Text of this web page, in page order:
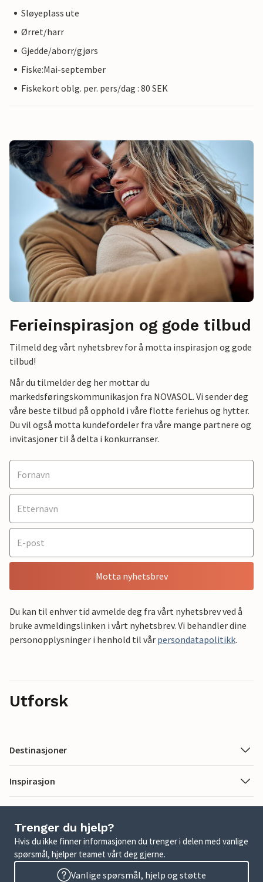
Sløyeplass ute
Ørret/harr
Gjedde/aborr/gjørs
Fiske:Mai-september
Fiskekort oblg. per. pers/dag : 80 SEK
Ferieinspirasjon og gode tilbud
Tilmeld deg vårt nyhetsbrev for å motta inspirasjon og gode
tilbud!
Når du tilmelder deg her mottar du
markedsføringskommunikasjon fra NOVASOL. Vi sender deg
våre beste tilbud på opphold i våre flotte feriehus og hytter.
Du vil også motta kundefordeler fra våre mange partnere og
invitasjoner til å delta i konkurranser.
Motta nyhetsbrev
Du kan til enhver tid avmelde deg fra vårt nyhetsbrev ved å
bruke avmeldingslinken i vårt nyhetsbrev. Vi behandler dine
personopplysninger i henhold til vår persondatapolitikk.
Utforsk
Destinasjoner
Inspirasjon
Trenger du hjelp?
Hvis du ikke finner informasjonen du trenger i delen med vanlige
spørsmål, hjelper teamet vårt deg gjerne.
Vanlige spørsmål, hjelp og støtte